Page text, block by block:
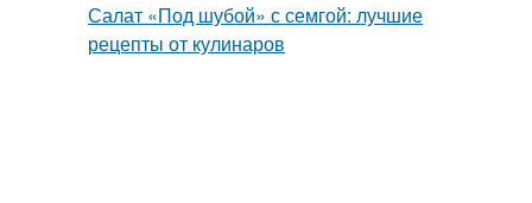
Семг на шубе Селедки с уксусом